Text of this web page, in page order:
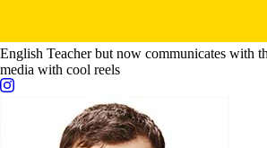
English Teacher but now communicates with
media with cool reels